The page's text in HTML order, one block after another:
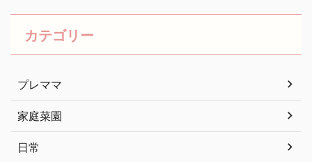
カテゴリー
プレママ
家庭菜園
日常